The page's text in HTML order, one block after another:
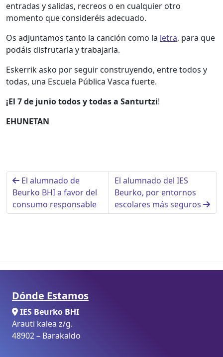
entradas y salidas, recreos o en cualquier otro
momento que consideréis adecuado.
Os adjuntamos tanto la canción como la letra, para que
podáis disfrutarla y trabajarla.
Eskerrik asko por seguir construyendo, entre todos y
todas, una Escuela Pública Vasca fuerte.
¡El 7 de junio todos y todas a Santurtzi!
EHUNETAN
El alumnado de
Beurko BHI a favor del
consumo responsable
El alumnado del IES
Beurko, por entornos
escolares más seguros
Dónde Estamos
IES Beurko BHI
Arauti kalea z/g.
48902 – Barakaldo